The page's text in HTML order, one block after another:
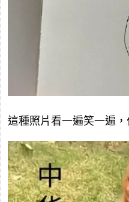
這種照片看一遍笑一遍